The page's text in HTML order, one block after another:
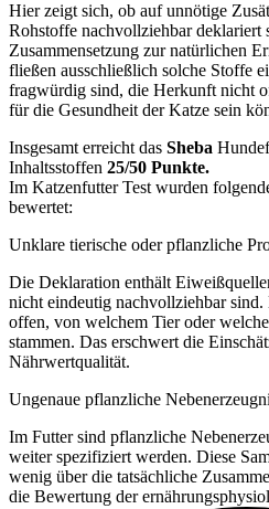
Hier zeigt sich, ob auf unnötige
Rohstoffe nachvollziehbar deklariert
Zusammensetzung zur natürlichen
fließen ausschließlich solche Stoffe
fragwürdig sind, die Herkunft nicht
für die Gesundheit der Katze sein
Insgesamt erreicht das Sheba
Inhaltsstoffen 25/50 Punkte.
Im Katzenfutter Test wurden
bewertet:
Unklare tierische oder pflanzliche
Die Deklaration enthält
nicht eindeutig nachvollziehbar
offen, von welchem Tier oder
stammen. Das erschwert die
Nährwertqualität.
Ungenaue pflanzliche
Im Futter sind pflanzliche
weiter spezifiziert werden. Diese
wenig über die tatsächliche
die Bewertung der